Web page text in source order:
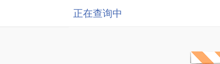
正在查询中